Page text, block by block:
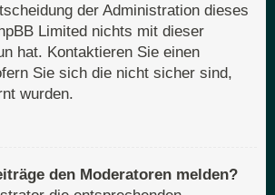
der Administration dieses
Limited nichts mit dieser
hat. Kontaktieren Sie einen
Sie sich die nicht sicher sind,
wurden.
den Moderatoren melden?